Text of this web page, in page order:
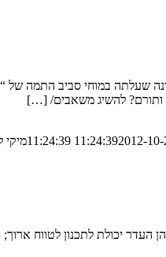
שעלתה במוחי סביב התמה של
ותורם? להשיג משאבים/ […]
2012-10-25 מיקי
של סיבות לקושי והאתגר שבניהול ציבורי,